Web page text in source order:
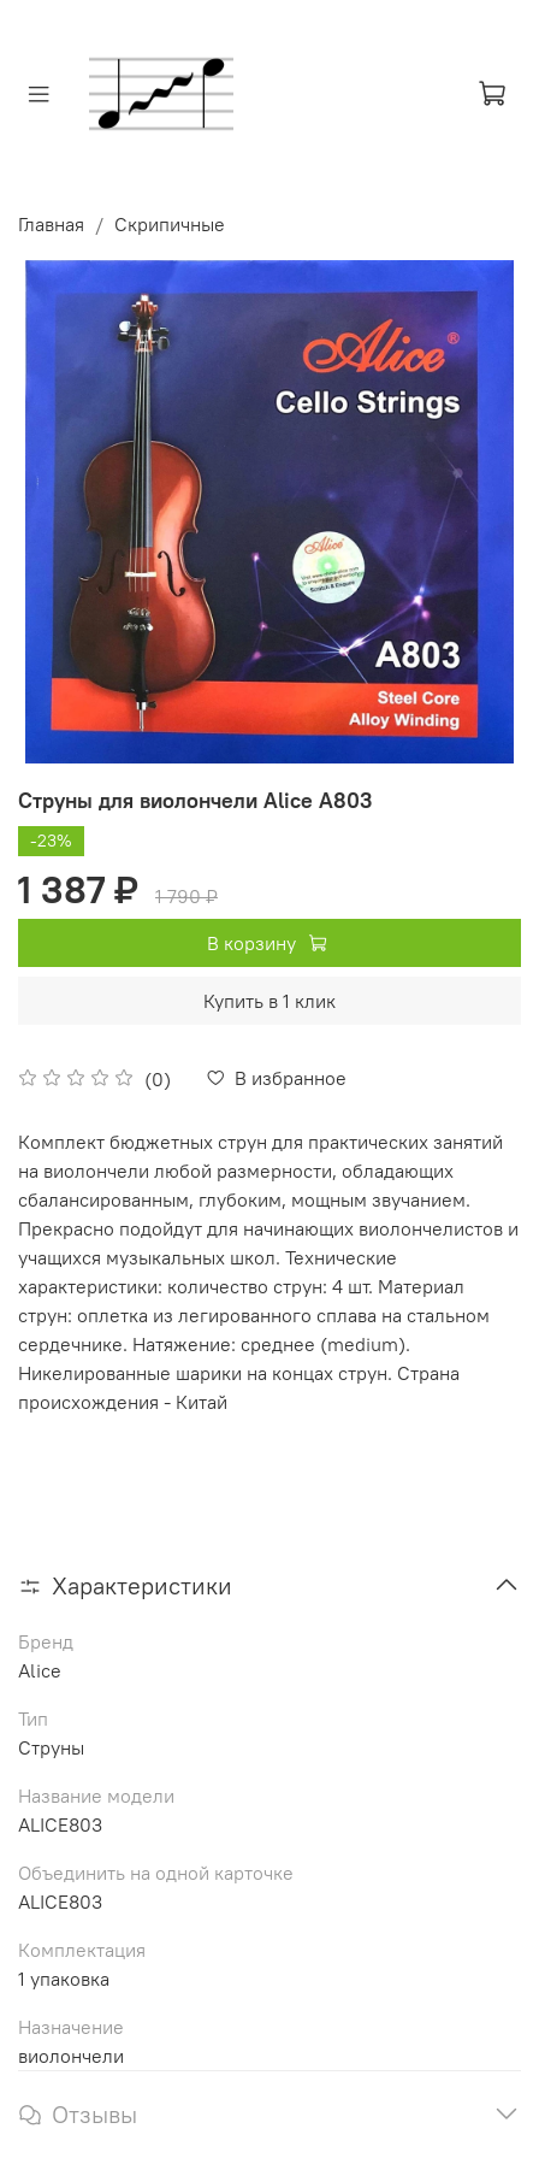
Главная Скрипичные
Струны для виолончели Alice A803
(0) В избранное
-23%
1 387 ₽
1 790 ₽
В корзину
Купить в 1 клик
Комплект бюджетных струн для практических занятий
на виолончели любой размерности, обладающих
сбалансированным, глубоким, мощным звучанием.
Прекрасно подойдут для начинающих виолончелистов и
учащихся музыкальных школ. Технические
характеристики: количество струн: 4 шт. Материал
струн: оплетка из легированного сплава на стальном
сердечнике. Натяжение: среднее (medium).
Никелированные шарики на концах струн. Страна
происхождения - Китай
Характеристики
Бренд
Alice
Тип
Струны
Название модели
ALICE803
Объединить на одной карточке
ALICE803
Комплектация
1 упаковка
Назначение
виолончели
Отзывы